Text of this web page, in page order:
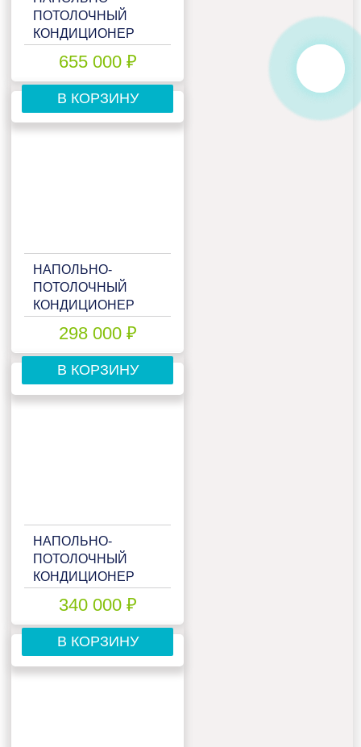
ПОТОЛОЧНЫЙ
КОНДИЦИОНЕР
FHA71A9/RZAG71NV1
655 000 ₽
В КОРЗИНУ
НАПОЛЬНО-
ПОТОЛОЧНЫЙ
КОНДИЦИОНЕР
FVXM25A/(А)RXM25R(9)
298 000 ₽
В КОРЗИНУ
НАПОЛЬНО-
ПОТОЛОЧНЫЙ
КОНДИЦИОНЕР
FVXM35A/(А)RXM35R(9)
340 000 ₽
В КОРЗИНУ